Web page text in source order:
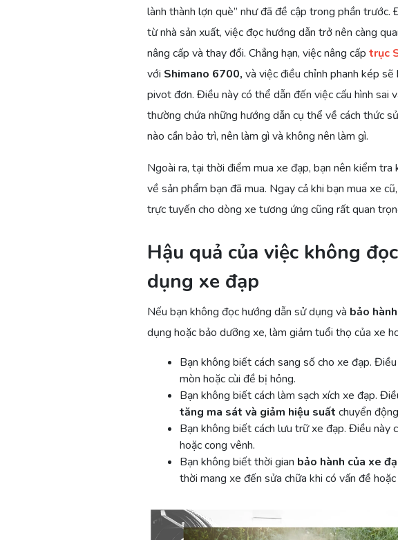
lành thành lợn què” như đã đề cập trong phần
từ nhà sản xuất, việc đọc hướng dẫn trở nên càng
nâng cấp và thay đổi. Chẳng hạn, việc nâng cấp trục
với Shimano 6700, và việc điều chỉnh phanh kép
pivot đơn. Điều này có thể dẫn đến việc cấu hình sai
thường chứa những hướng dẫn cụ thể về cách thức
nào cần bảo trì, nên làm gì và không nên làm gì.
Ngoài ra, tại thời điểm mua xe đạp, bạn nên kiểm
về sản phẩm bạn đã mua. Ngay cả khi bạn mua xe
trực tuyến cho dòng xe tương ứng cũng rất quan
Hậu quả của việc không
dụng xe đạp
Nếu bạn không đọc hướng dẫn sử dụng và bảo
dụng hoặc bảo dưỡng xe, làm giảm tuổi thọ của xe
Bạn không biết cách sang số cho xe đạp.
mòn hoặc cùi đề bị hỏng.
Bạn không biết cách làm sạch xích xe đạp.
tăng ma sát và giảm hiệu suất chuyển
Bạn không biết cách lưu trữ xe đạp. Điều này
hoặc cong vênh.
Bạn không biết thời gian bảo hành của xe
thời mang xe đến sửa chữa khi có vấn đề